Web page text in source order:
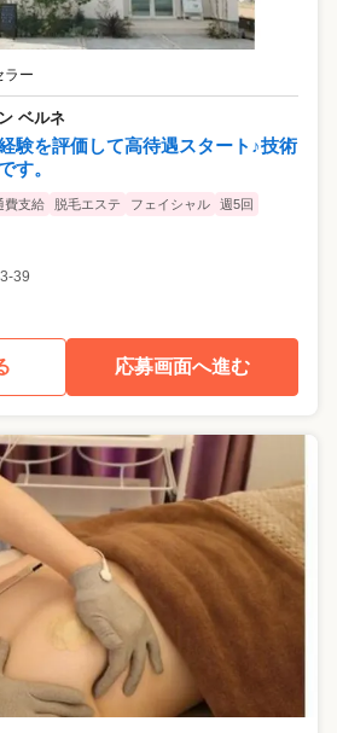
ラー
ベルネ
験を評価して高待遇スタート♪技術
す。
費支給 脱毛エステ フェイシャル 週5回
39
応募画面へ進む